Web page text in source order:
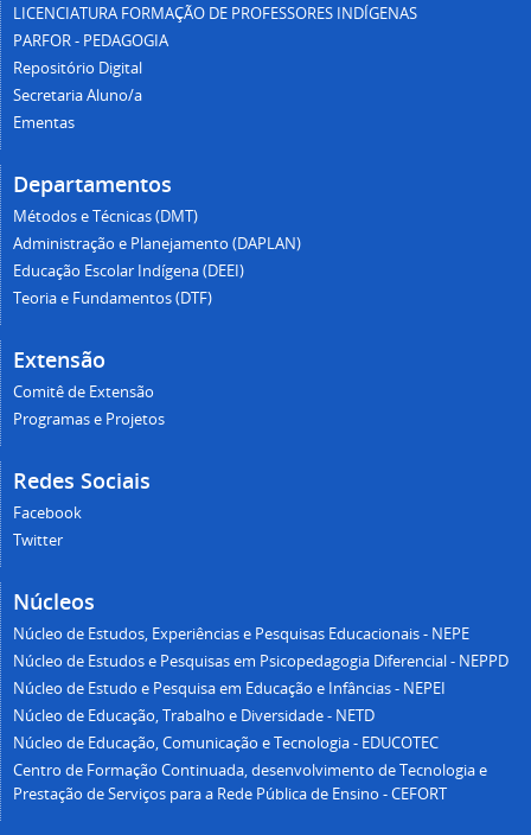
LICENCIATURA FORMAÇÃO DE PROFESSORES INDÍGENAS
PARFOR - PEDAGOGIA
Repositório Digital
Secretaria Aluno/a
Ementas
Departamentos
Métodos e Técnicas (DMT)
Administração e Planejamento (DAPLAN)
Educação Escolar Indígena (DEEI)
Teoria e Fundamentos (DTF)
Extensão
Comitê de Extensão
Programas e Projetos
Redes Sociais
Facebook
Twitter
Núcleos
Núcleo de Estudos, Experiências e Pesquisas Educacionais - NEPE
Núcleo de Estudos e Pesquisas em Psicopedagogia Diferencial - NEPPD
Núcleo de Estudo e Pesquisa em Educação e Infâncias - NEPEI
Núcleo de Educação, Trabalho e Diversidade - NETD
Núcleo de Educação, Comunicação e Tecnologia - EDUCOTEC
Centro de Formação Continuada, desenvolvimento de Tecnologia e
Prestação de Serviços para a Rede Pública de Ensino - CEFORT